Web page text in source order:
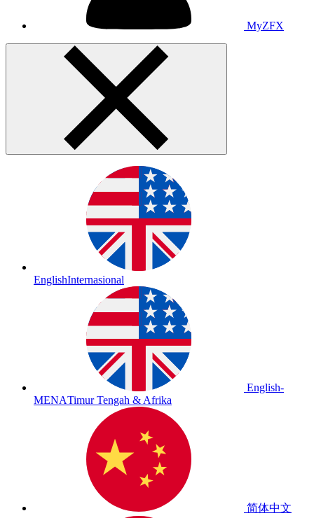
MyZFX
EnglishInternasional
English-
MENATimur Tengah & Afrika
简体中文